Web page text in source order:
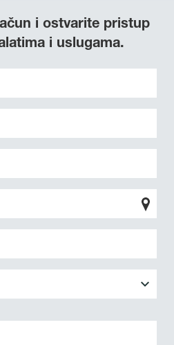
i ostvarite pristup
i uslugama.